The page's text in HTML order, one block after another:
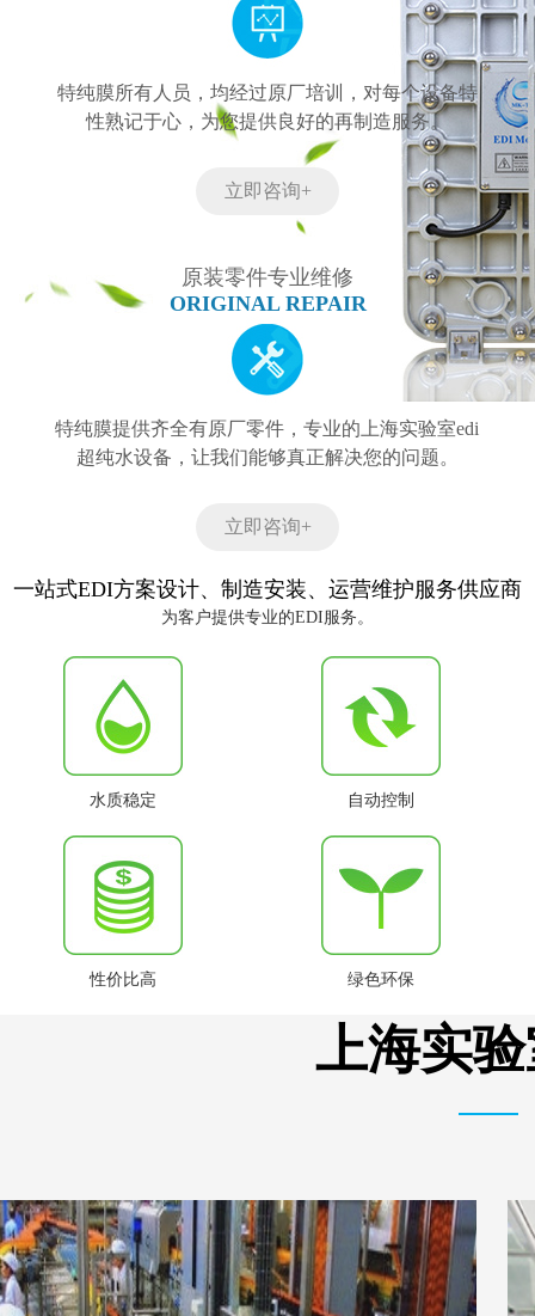
特纯膜所有人员，均经过原厂培训，对每个设备特
性熟记于心，为您提供良好的再制造服务。
立即咨询+
原装零件专业维修
ORIGINAL REPAIR
特纯膜提供齐全有原厂零件，专业的上海实验室edi
超纯水设备，让我们能够真正解决您的问题。
立即咨询+
一站式EDI方案设计、制造安装、运营维护服务供应商
为客户提供专业的EDI服务。
水质稳定 自动控制
性价比高 绿色环保
上海实